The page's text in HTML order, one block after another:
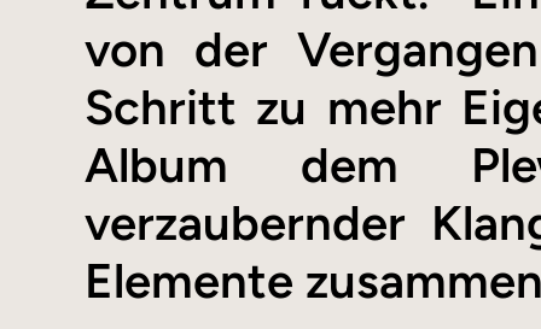
von der
Schritt zu mehr
Album dem
verzaubernder
Elemente